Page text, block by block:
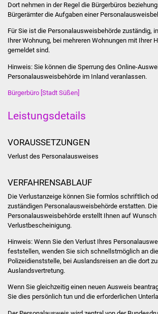
Kinder-
Stadtwerke
Suenergie
Index
Bürgerbus
Kultur &
Dort nehmen in der Regel die Bürgerbüros
Bürgerämter die Aufgaben einer
Für Sie ist die Personalausweisbehörde zuständig,
Ihrer Wohnung, bei mehreren Wohnungen mit Ihrer
gemeldet sind.
Hinweis: Sie können die Sperrung des Online-
Personalausweisbehörde im Inland veranlassen.
Bürgerbüro [Stadt Süßen]
Leistungsdetails
VORAUSSETZUNGEN
Verlust des Personalausweises
VERFAHRENSABLAUF
Die Verlustanzeige können Sie formlos schriftlich
zuständigen Personalausweisbehörde erstatten. Die
Personalausweisbehörde erstellt Ihnen auf Wunsch
Verlustbescheinigung.
Hinweis: Wenn Sie den Verlust Ihres
feststellen, wenden Sie sich schnellstmöglich an
Polizeidienststelle, bei Auslandsreisen an die dort
Auslandsvertretung.
Wenn Sie gleichzeitig einen neuen Ausweis
Sie dies persönlich tun und die erforderlichen